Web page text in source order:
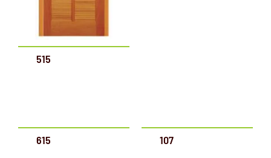
515
615 107